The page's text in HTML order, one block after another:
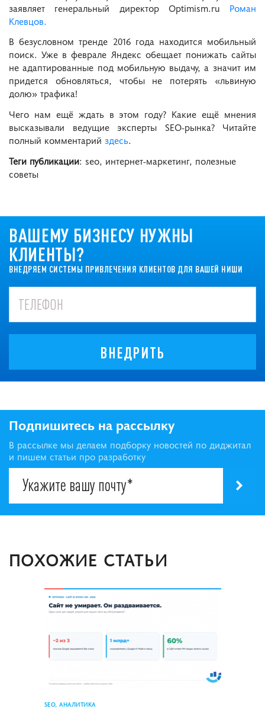
заявляет генеральный директор Optimism.ru Роман
Клевцов.
В безусловном тренде 2016 года находится мобильный
поиск. Уже в феврале Яндекс обещает понижать сайты
не адаптированные под мобильную выдачу, а значит им
придется обновляться, чтобы не потерять «львиную
долю» трафика!
Чего нам ещё ждать в этом году? Какие ещё мнения
высказывали ведущие эксперты SEO-рынка? Читайте
полный комментарий здесь.
Теги публикации: seo, интернет-маркетинг, полезные
советы
ВАШЕМУ БИЗНЕСУ НУЖНЫ
КЛИЕНТЫ?
ВНЕДРЯЕМ СИСТЕМЫ ПРИВЛЕЧЕНИЯ КЛИЕНТОВ ДЛЯ ВАШЕЙ НИШИ
ВНЕДРИТЬ
Подпишитесь на рассылку
В рассылке мы делаем подборку новостей по диджитал
и пишем статьи про разработку
ПОХОЖИЕ СТАТЬИ
SEO, АНАЛИТИКА